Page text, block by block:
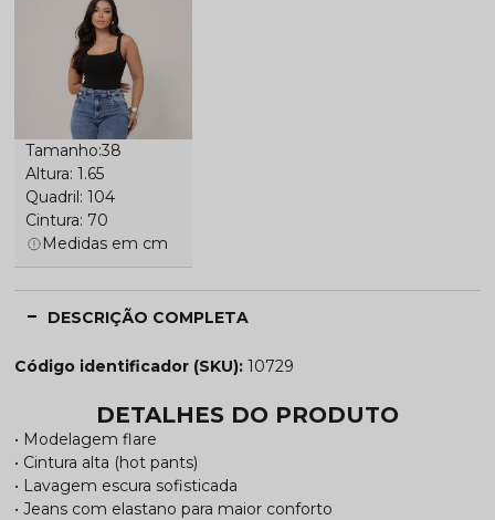
Tamanho:38
Altura: 1.65
Quadril: 104
Cintura: 70
Medidas em cm
DESCRIÇÃO COMPLETA
Código identificador (SKU): 10729
DETALHES DO PRODUTO
• Modelagem flare
• Cintura alta (hot pants)
• Lavagem escura sofisticada
• Jeans com elastano para maior conforto